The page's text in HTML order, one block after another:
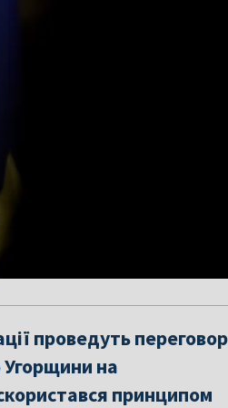
проведуть
Угорщини на
принципом